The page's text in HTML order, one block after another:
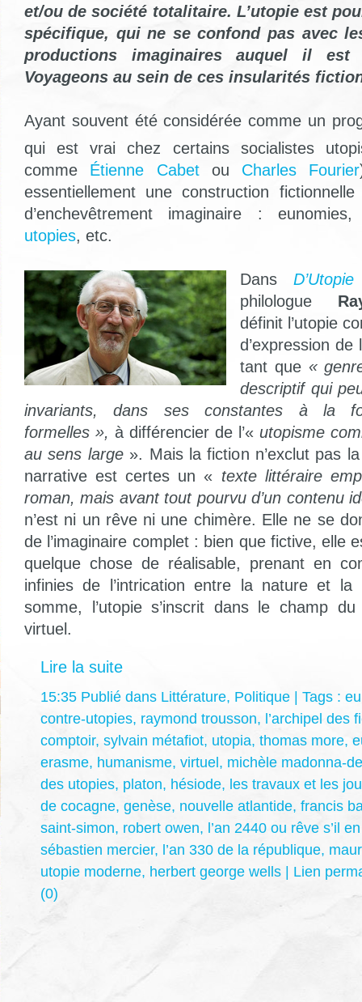
et/ou de société totalitaire. L’utopie est
spécifique, qui ne se confond pas avec
productions imaginaires auquel il est
Voyageons au sein de ces insularités
Ayant souvent été considérée comme un
qui est vrai chez certains socialistes
comme Étienne Cabetou Charles Fourier
essentiellement une construction
d’enchevêtrement imaginaire :
utopies, etc.
Dans
philologue
définit l’utopie
d’expression de
tant que «
descriptif qui
invariants, dans ses constantes à la
formelles », à différencier de l’« utopisme
au sens large ». Mais la fiction n’exclut pas
narrative est certes un « texte littéraire
roman, mais avant tout pourvu d’un contenu
n’est ni un rêve ni une chimère. Elle ne se
de l’imaginaire complet : bien que fictive, elle
quelque chose de réalisable, prenant en
infinies de l’intrication entre la nature et la
somme, l’utopie s’inscrit dans le champ
virtuel.
Lire la suite
15:35 Publié dans Littérature, Politique | Tags :
contre-utopies, raymond trousson, l’archipel des
comptoir, sylvain métafiot, utopia, thomas more,
erasme, humanisme, virtuel, michèle madonna-
des utopies, platon, hésiode, les travaux et les
de cocagne, genèse, nouvelle atlantide, francis
saint-simon, robert owen, l’an 2440 ou rêve s’il
sébastien mercier, l’an 330 de la république,
utopie moderne, herbert george wells | Lien
(0)